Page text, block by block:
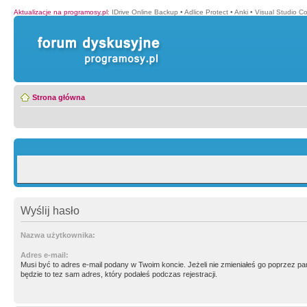
Aktualizacje na programosy.pl: IDrive Online Backup • Adlice Protect • Anki • Visual Studio
Strona główna
Wyślij hasło
Nazwa użytkownika:
Adres e-mail:
Musi być to adres e-mail podany w Twoim koncie. Jeżeli nie zmieniałeś go poprzez
będzie to tez sam adres, który podałeś podczas rejestracji.